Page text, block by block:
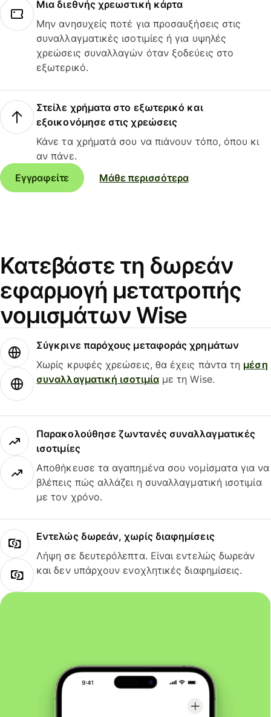
Μια διεθνής χρεωστική κάρτα
Μην ανησυχείς ποτέ για προσαυξήσεις στις
συναλλαγματικές ισοτιμίες ή για υψηλές
χρεώσεις συναλλαγών όταν ξοδεύεις στο
εξωτερικό.
Στείλε χρήματα στο εξωτερικό και
εξοικονόμησε στις χρεώσεις
Κάνε τα χρήματά σου να πιάνουν τόπο, όπου κι
αν πάνε.
Εγγραφείτε
Μάθε περισσότερα
Κατεβάστε τη δωρεάν
εφαρμογή μετατροπής
νομισμάτων Wise
Σύγκρινε παρόχους μεταφοράς χρημάτων
Χωρίς κρυφές χρεώσεις, θα έχεις πάντα τη μέση
συναλλαγματική ισοτιμίαμε τη Wise.
Παρακολούθησε ζωντανές συναλλαγματικές
ισοτιμίες
Αποθήκευσε τα αγαπημένα σου νομίσματα για να
βλέπεις πώς αλλάζει η συναλλαγματική ισοτιμία
με τον χρόνο.
Εντελώς δωρεάν, χωρίς διαφημίσεις
Λήψη σε δευτερόλεπτα. Είναι εντελώς δωρεάν
και δεν υπάρχουν ενοχλητικές διαφημίσεις.